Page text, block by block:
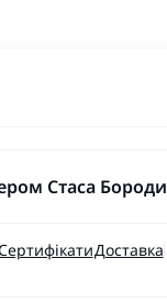
Стаса Бороди
Доставка